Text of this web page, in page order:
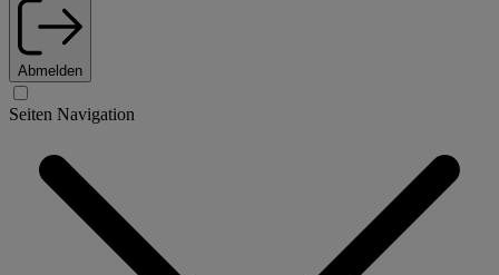
Abmelden
Seiten Navigation